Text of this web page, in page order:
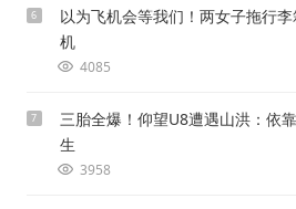
6
以为飞机会等我们！两女子拖行
机
4085
7
三胎全爆！仰望U8遭遇山洪：依
生
3958